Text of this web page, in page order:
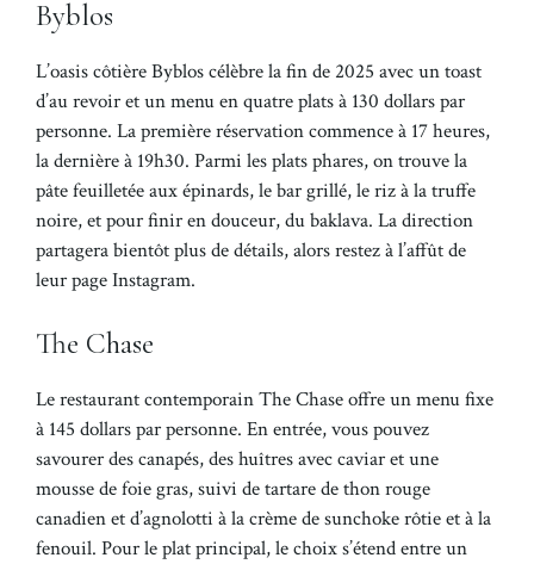
Byblos
L’oasis côtière Byblos célèbre la fin de 2025 avec un toast
d’au revoir et un menu en quatre plats à 130 dollars par
personne. La première réservation commence à 17 heures,
la dernière à 19h30. Parmi les plats phares, on trouve la
pâte feuilletée aux épinards, le bar grillé, le riz à la truffe
noire, et pour finir en douceur, du baklava. La direction
partagera bientôt plus de détails, alors restez à l’affût de
leur page Instagram.
The Chase
Le restaurant contemporain The Chase offre un menu fixe
à 145 dollars par personne. En entrée, vous pouvez
savourer des canapés, des huîtres avec caviar et une
mousse de foie gras, suivi de tartare de thon rouge
canadien et d’agnolotti à la crème de sunchoke rôtie et à la
fenouil. Pour le plat principal, le choix s’étend entre un